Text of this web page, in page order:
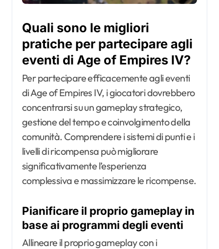
Quali sono le migliori
pratiche per partecipare agli
eventi di Age of Empires IV?
Per partecipare efficacemente agli eventi
di Age of Empires IV, i giocatori dovrebbero
concentrarsi su un gameplay strategico,
gestione del tempo e coinvolgimento della
comunità. Comprendere i sistemi di punti e i
livelli di ricompensa può migliorare
significativamente l’esperienza
complessiva e massimizzare le ricompense.
Pianificare il proprio gameplay in
base ai programmi degli eventi
Allineare il proprio gameplay con i